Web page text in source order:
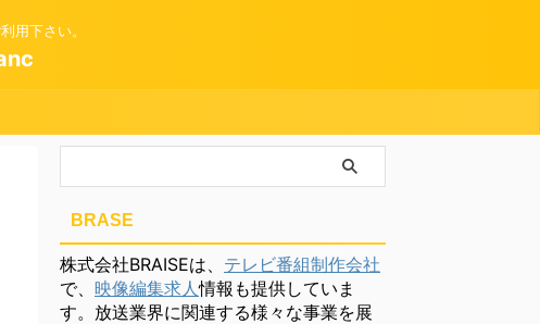
用下さい。
BRASE
株式会社BRAISEは、 テレビ番組制作会社
で、 映像編集求人情報も提供していま
す。放送業界に関連する様々な事業を展